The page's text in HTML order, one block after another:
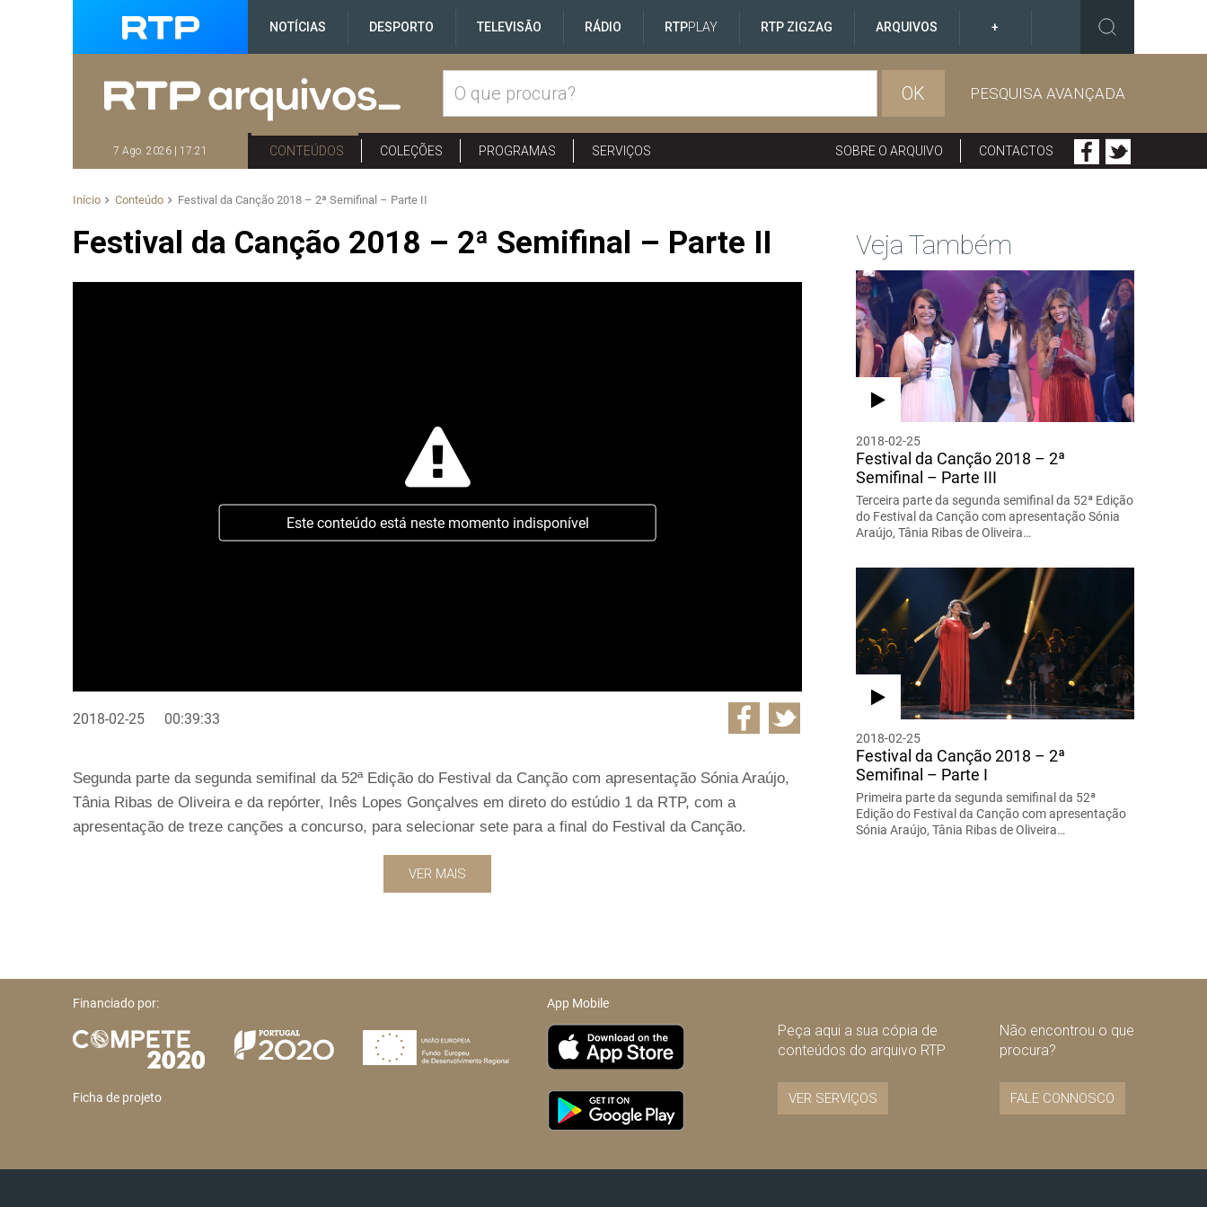
NOTÍCIAS DESPORTO TELEVISÃO RÁDIO RTPPLAY RTP ZIGZAG ARQUIVOS +
OK PESQUISA AVANÇADA
7 Ago. 2026 | 17:21 CONTEÚDOS COLEÇÕES PROGRAMAS SERVIÇOS SOBRE O ARQUIVO CONTACTOS
Início Conteúdo Festival da Canção 2018 – 2ª Semifinal – Parte II
Festival da Canção 2018 – 2ª Semifinal – Parte II
Este conteúdo está neste momento indisponível
2018-02-25 00:39:33
Segunda parte da segunda semifinal da 52ª Edição do Festival da Canção com apresentação Sónia Araújo,
Tânia Ribas de Oliveira e da repórter, Inês Lopes Gonçalves em direto do estúdio 1 da RTP, com a
apresentação de treze canções a concurso, para selecionar sete para a final do Festival da Canção.
VER MAIS
Veja Também
2018-02-25
Festival da Canção 2018 – 2ª
Semifinal – Parte III
Terceira parte da segunda semifinal da 52ª Edição
do Festival da Canção com apresentação Sónia
Araújo, Tânia Ribas de Oliveira…
2018-02-25
Festival da Canção 2018 – 2ª
Semifinal – Parte I
Primeira parte da segunda semifinal da 52ª
Edição do Festival da Canção com apresentação
Sónia Araújo, Tânia Ribas de Oliveira…
Financiado por:
Ficha de projeto
App Mobile
Peça aqui a sua cópia de
conteúdos do arquivo RTP
VER SERVIÇOS
Não encontrou o que
procura?
FALE CONNOSCO